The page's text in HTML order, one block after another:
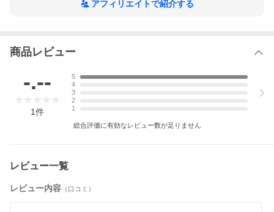
アフィリエイトで紹介する
商品レビュー
-.--
1件
5
4
3
2
1
総合評価に有効なレビュー数が足りません
レビュー一覧
レビュー内容 （口コミ）